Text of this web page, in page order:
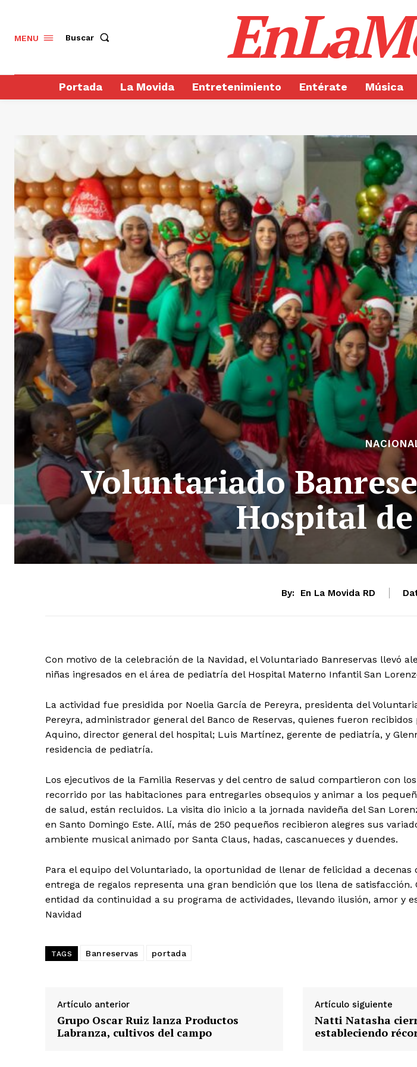
Día de Leyendas
MENU Buscar
Portada La Movida Entretenimiento Entérate Música
Voluntariado
Hospital
By: En La Movida RD
Con motivo de la celebración de la Navidad, el Voluntariado Banreservas llevó
niñas ingresados en el área de pediatría del Hospital Materno Infantil San
La actividad fue presidida por Noelia García de Pereyra, presidenta del
Pereyra, administrador general del Banco de Reservas, quienes fueron
Aquino, director general del hospital; Luis Martínez, gerente de pediatría, y
residencia de pediatría.
Los ejecutivos de la Familia Reservas y del centro de salud compartieron con
recorrido por las habitaciones para entregarles obsequios y animar a los
de salud, están recluidos. La visita dio inicio a la jornada navideña del San
en Santo Domingo Este. Allí, más de 250 pequeños recibieron alegres sus
ambiente musical animado por Santa Claus, hadas, cascanueces y duendes.
Para el equipo del Voluntariado, la oportunidad de llenar de felicidad a decenas
entrega de regalos representa una gran bendición que los llena de satisfacción.
entidad da continuidad a su programa de actividades, llevando ilusión, amor y
Navidad
TAGS Banreservas portada
Artículo anterior
Grupo Oscar Ruiz lanza Productos
Labranza, cultivos del campo
Artículo siguiente
Natti Natasha
estableciendo